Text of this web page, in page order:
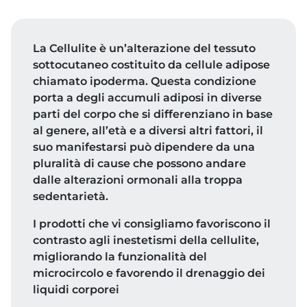
La Cellulite è un’alterazione del tessuto
sottocutaneo costituito da cellule adipose
chiamato ipoderma. Questa condizione
porta a degli accumuli adiposi in diverse
parti del corpo che si differenziano in base
al genere, all’età e a diversi altri fattori, il
suo manifestarsi può dipendere da una
pluralità di cause che possono andare
dalle alterazioni ormonali alla troppa
sedentarietà.
I prodotti che vi consigliamo favoriscono il
contrasto agli inestetismi della cellulite,
migliorando la funzionalità del
microcircolo e favorendo il drenaggio dei
liquidi corporei